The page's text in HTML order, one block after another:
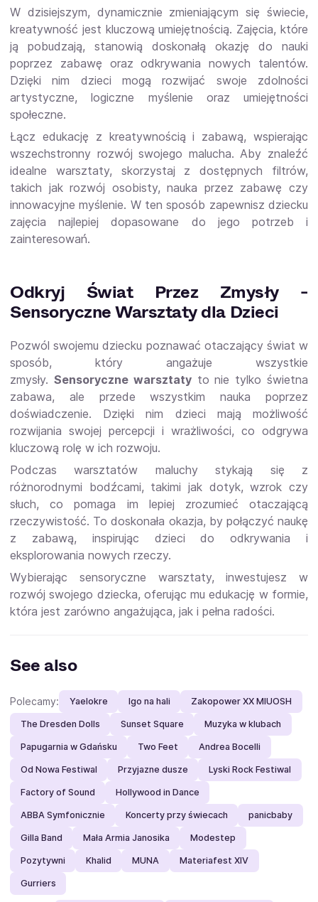
W dzisiejszym, dynamicznie zmieniającym się świecie,
kreatywność jest kluczową umiejętnością. Zajęcia, które
ją pobudzają, stanowią doskonałą okazję do nauki
poprzez zabawę oraz odkrywania nowych talentów.
Dzięki nim dzieci mogą rozwijać swoje zdolności
artystyczne, logiczne myślenie oraz umiejętności
społeczne.
Łącz edukację z kreatywnością i zabawą, wspierając
wszechstronny rozwój swojego malucha. Aby znaleźć
idealne warsztaty, skorzystaj z dostępnych filtrów,
takich jak rozwój osobisty, nauka przez zabawę czy
innowacyjne myślenie. W ten sposób zapewnisz dziecku
zajęcia najlepiej dopasowane do jego potrzeb i
zainteresowań.
Odkryj Świat Przez Zmysły -
Sensoryczne Warsztaty dla Dzieci
Pozwól swojemu dziecku poznawać otaczający świat w
sposób, który angażuje wszystkie
zmysły. Sensoryczne warsztatyto nie tylko świetna
zabawa, ale przede wszystkim nauka poprzez
doświadczenie. Dzięki nim dzieci mają możliwość
rozwijania swojej percepcji i wrażliwości, co odgrywa
kluczową rolę w ich rozwoju.
Podczas warsztatów maluchy stykają się z
różnorodnymi bodźcami, takimi jak dotyk, wzrok czy
słuch, co pomaga im lepiej zrozumieć otaczającą
rzeczywistość. To doskonała okazja, by połączyć naukę
z zabawą, inspirując dzieci do odkrywania i
eksplorowania nowych rzeczy.
Wybierając sensoryczne warsztaty, inwestujesz w
rozwój swojego dziecka, oferując mu edukację w formie,
która jest zarówno angażująca, jak i pełna radości.
See also
Polecamy: Yaelokre Igo na hali Zakopower XX MIUOSH
The Dresden Dolls Sunset Square Muzyka w klubach
Papugarnia w Gdańsku Two Feet Andrea Bocelli
Od Nowa Festiwal Przyjazne dusze Lyski Rock Festiwal
Factory of Sound Hollywood in Dance
ABBA Symfonicznie Koncerty przy świecach panicbaby
Gilla Band Mała Armia Janosika Modestep
Pozytywni Khalid MUNA Materiafest XIV
Gurriers